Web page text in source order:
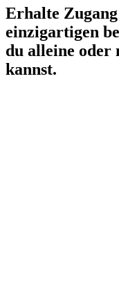
Erhalte Zugang
einzigartigen
du alleine oder
kannst.